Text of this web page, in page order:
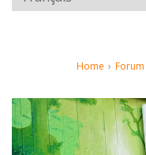
Home › Forum